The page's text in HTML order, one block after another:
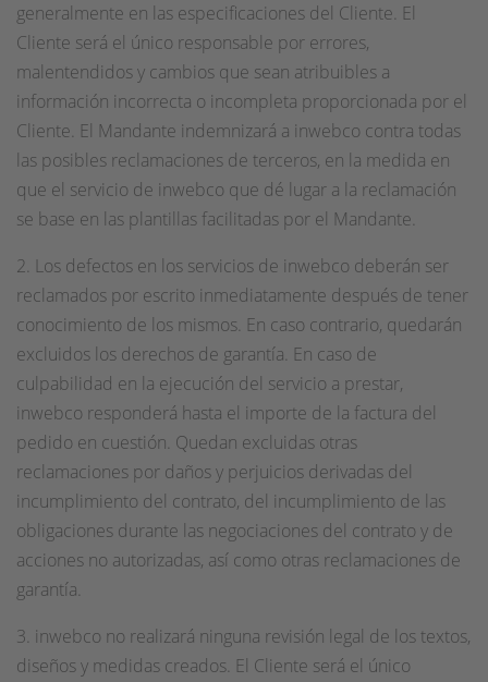
generalmente en las especificaciones del Cliente. El
Cliente será el único responsable por errores,
malentendidos y cambios que sean atribuibles a
información incorrecta o incompleta proporcionada por el
Cliente. El Mandante indemnizará a inwebco contra todas
las posibles reclamaciones de terceros, en la medida en
que el servicio de inwebco que dé lugar a la reclamación
se base en las plantillas facilitadas por el Mandante.
2. Los defectos en los servicios de inwebco deberán ser
reclamados por escrito inmediatamente después de tener
conocimiento de los mismos. En caso contrario, quedarán
excluidos los derechos de garantía. En caso de
culpabilidad en la ejecución del servicio a prestar,
inwebco responderá hasta el importe de la factura del
pedido en cuestión. Quedan excluidas otras
reclamaciones por daños y perjuicios derivadas del
incumplimiento del contrato, del incumplimiento de las
obligaciones durante las negociaciones del contrato y de
acciones no autorizadas, así como otras reclamaciones de
garantía.
3. inwebco no realizará ninguna revisión legal de los textos,
diseños y medidas creados. El Cliente será el único